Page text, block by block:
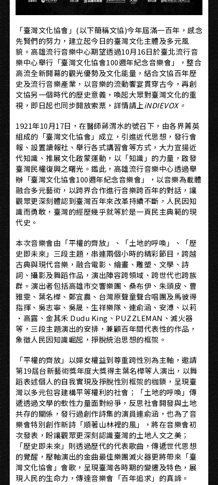
「臺灣文化協會」(以下簡稱文協)今年屆滿一百年，感念
先賢們的努力，建立起今日的臺灣文化主體及多元風
貌。高雄流行音樂中心期望透過10月16日於臺北流行音
樂中心舉行「臺灣文化協會100週年紀念音樂會」，整合
高流全新開幕的觀光優勢及文化能量，結合文協百年歷
史及流行音樂產業，以音樂的流動饗宴貫穿古今，再創
文協另一個時代的歷史意義，喚起大眾對臺灣文化的重
視，即日起也同步開放索票，詳情請上iNDIEVOX。
1921年10月17日，在醫師蔣渭水的號召下，由各界菁英
組成的「臺灣文化協會」成立，引進近代思想，發行會
報、設置讀報社、舉行各式講習會等方式，大力宣揚近
代知識、推展文化啟蒙運動，以「知識」的力量，啟發
臺灣民權復興之曙光。鑑此，高雄流行音樂中心透過舉
辦「臺灣文化協會100週年紀念音樂會」，以音樂為載體
融合多元藝術，以跨界合作進行音樂跨百年的對話，讓
觀眾更深刻體認到臺灣百年來改革持續不斷，人民因知
識而勇敢，臺灣的經歷幾乎就等於是一頁民主典範的現
代史。
本次音樂會由「平權的齊放」、「土地的呼喚」、「歷
史即未來」三段主題，串連兩個小時的精彩節目，跨越
古典與現代音樂，融合電影、繪畫、雕塑、文學、詩
詞、攝影及舞蹈作品，演出陣容跨領域、跨世代也跨族
群。演出者包括高雄市交響樂團、桑布伊、朱頭皮、曹
雅雯、葉名樺、鄭宜農、台灣原聲童聲合唱團及馬彼得
指揮、吳志寧、吳晟、生祥樂隊、連俞涵、安溥、以莉
·高露、金其禾 Dudu King、PUZZLEMAN、滅火器
等，三段主題演出的安排，兼顧百年間代表性的作品，
象徵人民因知識崛起，掙脫統治思想的框架。
「平權的齊放」以婦女權益到尊重跨性別為主軸，邀請
第19屆台新藝術獎年度大獎得主葉名樺等人演出，以舞
蹈表述個人的自我實現及掙脫性別框架的枷鎖，呈現臺
灣以多元包容建構平等權利的社會；「土地的呼喚」傳
遞透過文學的軟性力量面對紛爭，反思社會開發與土地
共存的關係，發行過創作詩集的演員連俞涵，也為了音
樂會特別創作新詩「順著山林裡的風」，將在音樂會初
次發表，盼讓觀眾更深刻認識臺灣的土地人文之美；
「歷史即未來」則透過歷代的代表歌曲，傳遞世代思想
的覺醒，壓軸演出的金曲最佳樂團滅火器更將帶來「臺
灣文化協會」會歌，呈現臺灣各時期的變遷及特色，展
現人民的生命力，傳達音樂會「百年追求」的真諦。